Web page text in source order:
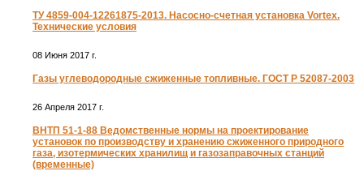
ТУ 4859-004-12261875-2013. Насосно-счетная установка Vortex.
Технические условия
08 Июня 2017 г.
Газы углеводородные сжиженные топливные. ГОСТ Р 52087-2003
26 Апреля 2017 г.
ВНТП 51-1-88 Ведомственные нормы на проектирование
установок по производству и хранению сжиженного природного
газа, изотермических хранилищ и газозаправочных станций
(временные)